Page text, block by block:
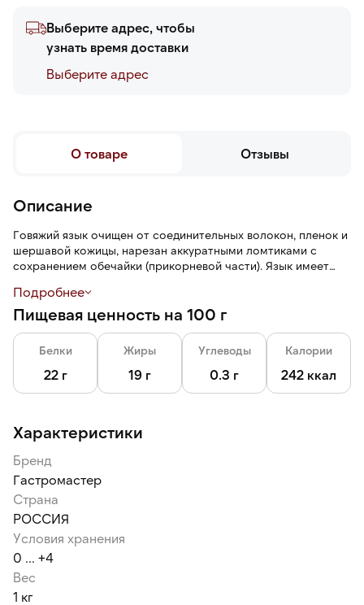
Выберите адрес, чтобы
узнать время доставки
Выберите адреc
О товаре Отзывы
Описание
Говяжий язык очищен от соединительных волокон, пленок и
шершавой кожицы, нарезан аккуратными ломтиками с
сохранением обечайки (прикорневой части). Язык имеет
Погрузите продукт в вакуумной упаковке (сняв этикетку) в
горячую воду (около +80 °C) в течение 20—30 минут. Затем
после вскрытия продукт готов к употреблению.
Храните при температуре от 0 ℃ до + 6 ℃ при
относительной влажности не более 75% — 21 сутки. После
Подробнее
Пищевая ценность на 100 г
Белки
22 г
Жиры
19 г
Углеводы
0.3 г
Калории
242 ккал
Характеристики
Бренд
Гастромастер
Страна
РОССИЯ
Условия хранения
0 ... +4
Вес
1 кг